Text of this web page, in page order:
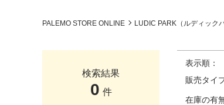
PALEMO STORE ONLINE LUDIC PARK（ルディック
検索結果
0 件
表示順：
販売タイ
在庫の有